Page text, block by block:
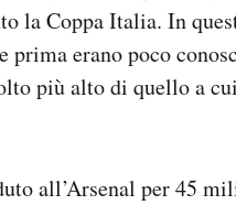
la Coppa Italia. In
erano poco
più alto di quello a
all’Arsenal per 45